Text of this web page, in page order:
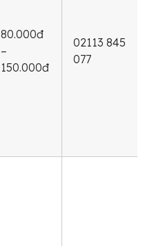
80.000đ
–
150.000đ
02113 845
077